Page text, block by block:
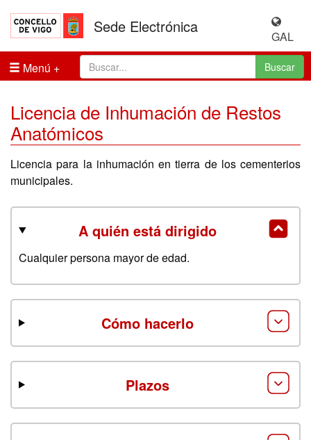
Sede Electrónica
GAL
Menú
Buscar
Licencia de Inhumación de Restos
Anatómicos
Licencia para la inhumación en tierra de los cementerios
municipales.
A quién está dirigido
Cualquier persona mayor de edad.
Cómo hacerlo
Plazos